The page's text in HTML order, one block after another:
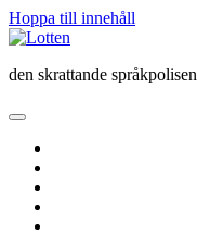
Hoppa till innehåll
Lotten
den skrattande språkpolisen
öppna
meny